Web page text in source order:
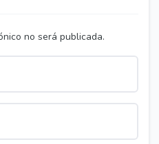
no será publicada.